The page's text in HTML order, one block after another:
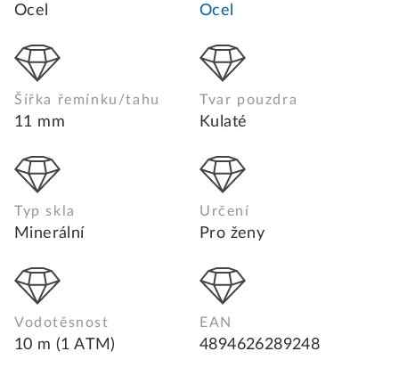
Ocel Ocel
Šířka řemínku/tahu
11 mm
Tvar pouzdra
Kulaté
Typ skla
Minerální
Určení
Pro ženy
Vodotěsnost
10 m (1 ATM)
EAN
4894626289248